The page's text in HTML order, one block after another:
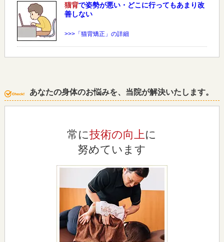
猫背で姿勢が悪い・どこに行ってもあまり改
善しない
>>>「猫背矯正」の詳細
あなたの身体のお悩みを、当院が解決いたします。
常に技術の向上に
努めています